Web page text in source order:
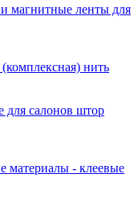
магнитные ленты для
нить
для салонов штор
материалы - клеевые